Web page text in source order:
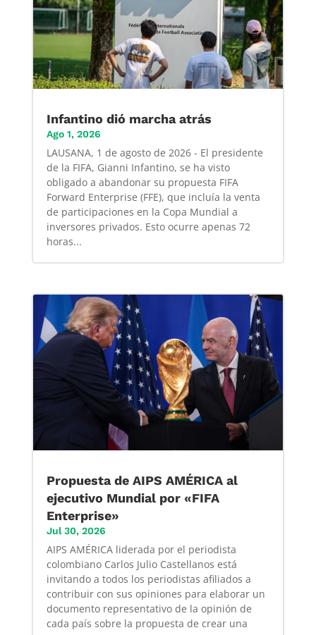
Infantino dió marcha atrás
Ago 1, 2026
LAUSANA, 1 de agosto de 2026 - El presidente
de la FIFA, Gianni Infantino, se ha visto
obligado a abandonar su propuesta FIFA
Forward Enterprise (FFE), que incluía la venta
de participaciones en la Copa Mundial a
inversores privados. Esto ocurre apenas 72
horas...
Propuesta de AIPS AMÉRICA al
ejecutivo Mundial por «FIFA
Enterprise»
Jul 30, 2026
AIPS AMÉRICA liderada por el periodista
colombiano Carlos Julio Castellanos está
invitando a todos los periodistas afiliados a
contribuir con sus opiniones para elaborar un
documento representativo de la opinión de
cada país sobre la propuesta de crear una